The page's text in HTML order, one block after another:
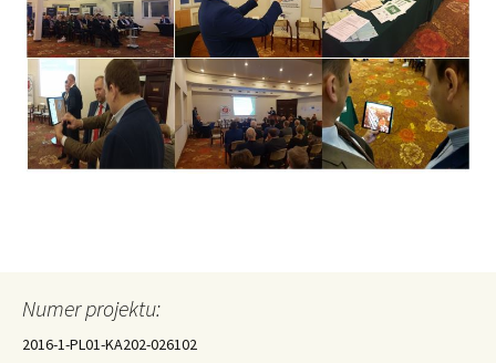
Numer projektu:
2016-1-PL01-KA202-026102